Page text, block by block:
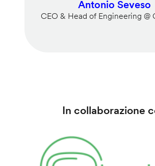
Antonio Seveso
CEO & Head of Engineering @
In collaborazione